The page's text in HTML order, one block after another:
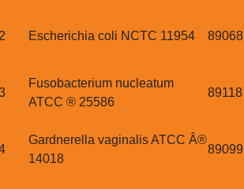
Escherichia coli NCTC 11954 89068
Fusobacterium nucleatum
ATCC ® 25586
89118
Gardnerella vaginalis ATCC Â®
14018
89099